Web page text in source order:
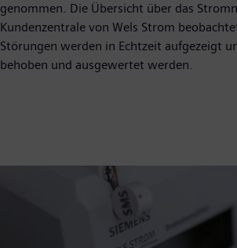
genommen. Die Übersicht über das
Kundenzentrale von Wels Strom
Störungen werden in Echtzeit aufgezeigt
behoben und ausgewertet werden.